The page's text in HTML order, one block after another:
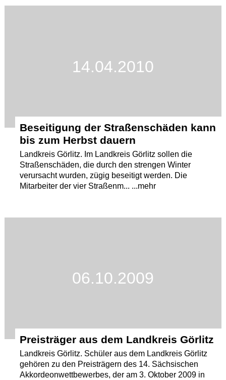
14.04.2010
Beseitigung der Straßenschäden kann
bis zum Herbst dauern
Landkreis Görlitz. Im Landkreis Görlitz sollen die
Straßenschäden, die durch den strengen Winter
verursacht wurden, zügig beseitigt werden. Die
Mitarbeiter der vier Straßenm... ...mehr
06.10.2009
Preisträger aus dem Landkreis Görlitz
Landkreis Görlitz. Schüler aus dem Landkreis Görlitz
gehören zu den Preisträgern des 14. Sächsischen
Akkordeonwettbewerbes, der am 3. Oktober 2009 in